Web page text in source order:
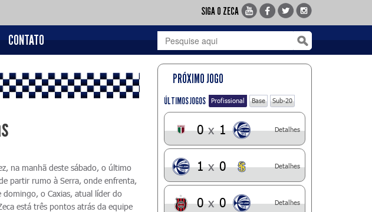
SIGA O ZECA
CONTATO
na manhã deste sábado, o último
partir rumo à Serra, onde enfrenta,
domingo, o Caxias, atual líder do
está três pontos atrás da equipe
PRÓXIMO JOGO
ÚLTIMOS JOGOS Profissional Base Sub-20
0 x 1 Detalhes
1 x 0 Detalhes
0 x 0 Detalhes